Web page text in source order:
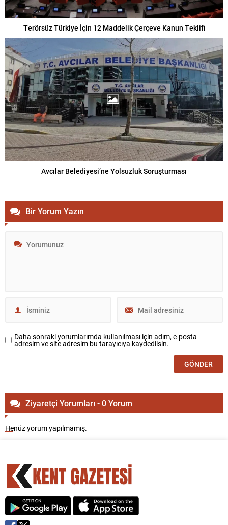
Terörsüz Türkiye İçin 12 Maddelik Çerçeve Kanun Teklifi
Avcılar Belediyesi’ne Yolsuzluk Soruşturması
Bir Yorum Yazın
Daha sonraki yorumlarımda kullanılması için adım, e-posta
adresim ve site adresim bu tarayıcıya kaydedilsin.
Ziyaretçi Yorumları - 0 Yorum
Henüz yorum yapılmamış.